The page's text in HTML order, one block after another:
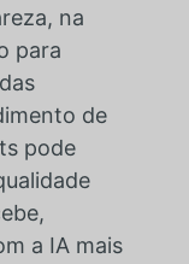
na
para
de
pode
a IA mais